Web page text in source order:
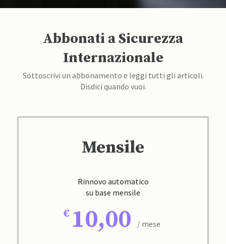
Abbonati a Sicurezza
Internazionale
Sottoscrivi un abbonamento e leggi tutti gli articoli.
Disdici quando vuoi.
Mensile
Rinnovo automatico
su base mensile
10,00 / mese